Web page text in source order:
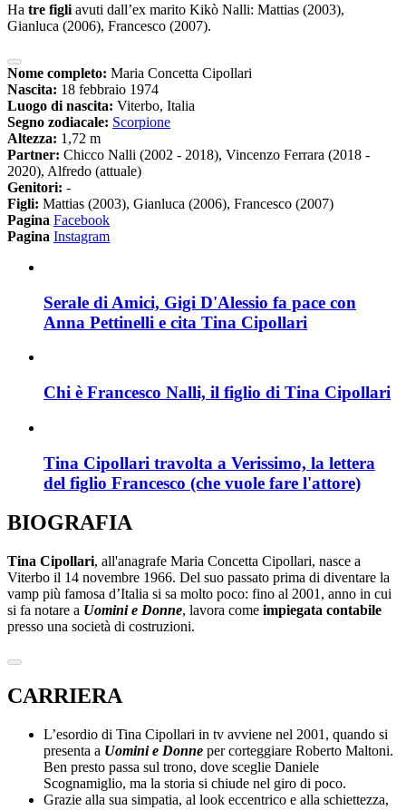
Ha tre figli avuti dall’ex marito Kikò Nalli: Mattias (2003),
Gianluca (2006), Francesco (2007).
Nome completo: Maria Concetta Cipollari
Nascita: 18 febbraio 1974
Luogo di nascita: Viterbo, Italia
Segno zodiacale: Scorpione
Altezza: 1,72 m
Partner: Chicco Nalli (2002 - 2018), Vincenzo Ferrara (2018 -
2020), Alfredo (attuale)
Genitori: -
Figli: Mattias (2003), Gianluca (2006), Francesco (2007)
Pagina Facebook
Pagina Instagram
Serale di Amici, Gigi D'Alessio fa pace con
Anna Pettinelli e cita Tina Cipollari
Chi è Francesco Nalli, il figlio di Tina Cipollari
Tina Cipollari travolta a Verissimo, la lettera
del figlio Francesco (che vuole fare l'attore)
BIOGRAFIA
Tina Cipollari, all'anagrafe Maria Concetta Cipollari, nasce a
Viterbo il 14 novembre 1966. Del suo passato prima di diventare la
vamp più famosa d’Italia si sa molto poco: fino al 2001, anno in cui
si fa notare a Uomini e Donne, lavora come impiegata contabile
presso una società di costruzioni.
CARRIERA
L’esordio di Tina Cipollari in tv avviene nel 2001, quando si
presenta a Uomini e Donne per corteggiare Roberto Maltoni.
Ben presto passa sul trono, dove sceglie Daniele
Scognamiglio, ma la storia si chiude nel giro di poco.
Grazie alla sua simpatia, al look eccentrico e alla schiettezza,